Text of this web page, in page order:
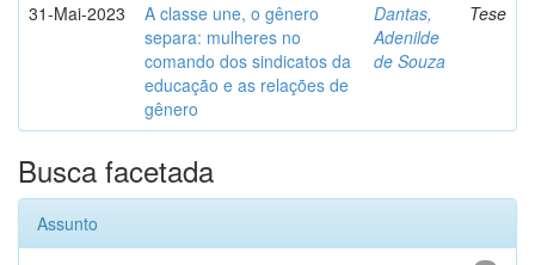
31-Mai-2023
A classe une, o gênero
separa: mulheres no
comando dos sindicatos da
educação e as relações de
gênero
Dantas,
Adenilde
de Souza
Tese
Busca facetada
Assunto